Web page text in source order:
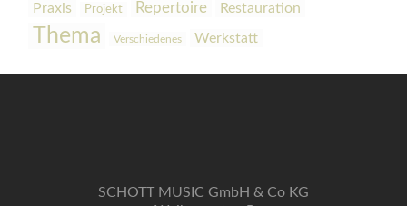
Praxis Projekt Repertoire Restauration
Thema Verschiedenes Werkstatt
SCHOTT MUSIC GmbH & Co KG